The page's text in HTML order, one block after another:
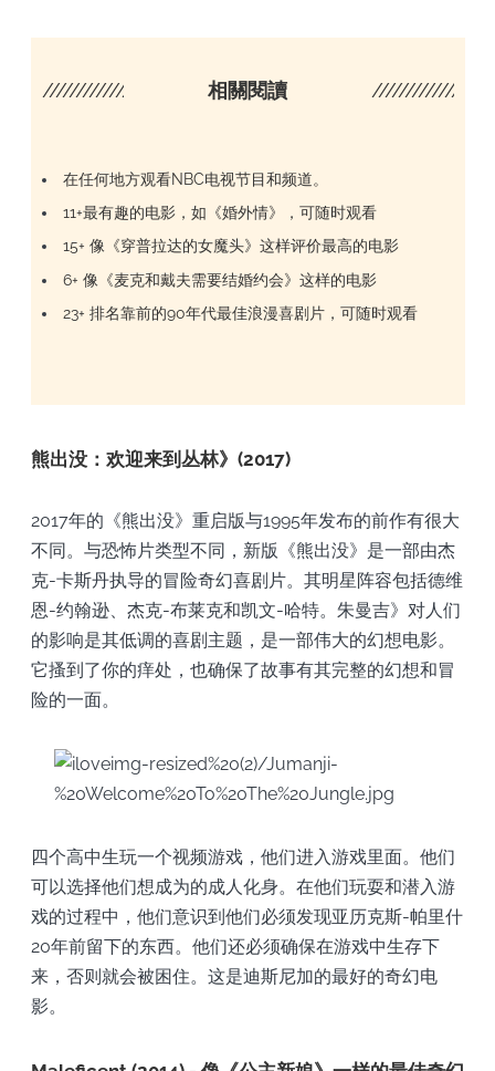
//////////////////// 相關閱讀
在任何地方观看NBC电视节目和频道。
11+最有趣的电影，如《婚外情》，可随时观看
15+ 像《穿普拉达的女魔头》这样评价最高的电影
6+ 像《麦克和戴夫需要结婚约会》这样的电影
23+ 排名靠前的90年代最佳浪漫喜剧片，可随时观看
熊出没：欢迎来到丛林》(2017)
2017年的《熊出没》重启版与1995年发布的前作有很大
不同。与恐怖片类型不同，新版《熊出没》是一部由杰
克-卡斯丹执导的冒险奇幻喜剧片。其明星阵容包括德维
恩-约翰逊、杰克-布莱克和凯文-哈特。朱曼吉》对人们
的影响是其低调的喜剧主题，是一部伟大的幻想电影。
它搔到了你的痒处，也确保了故事有其完整的幻想和冒
险的一面。
四个高中生玩一个视频游戏，他们进入游戏里面。他们
可以选择他们想成为的成人化身。在他们玩耍和潜入游
戏的过程中，他们意识到他们必须发现亚历克斯-帕里什
20年前留下的东西。他们还必须确保在游戏中生存下
来，否则就会被困住。这是迪斯尼加的最好的奇幻电
影。